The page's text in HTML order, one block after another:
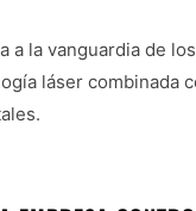
a la vanguardia de
láser combinada